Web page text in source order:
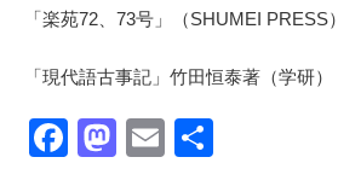
「楽苑72、73号」（SHUMEI PRESS）
「現代語古事記」竹田恒泰著（学研）
F
M
E